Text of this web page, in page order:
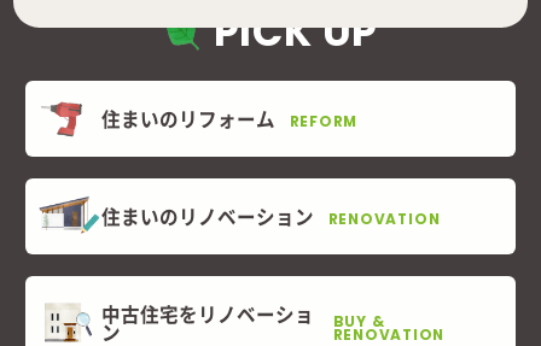
PICK UP
住まいのリフォーム REFORM
住まいのリノベーション RENOVATION
中古住宅をリノベーショ
ン BUY &
RENOVATION